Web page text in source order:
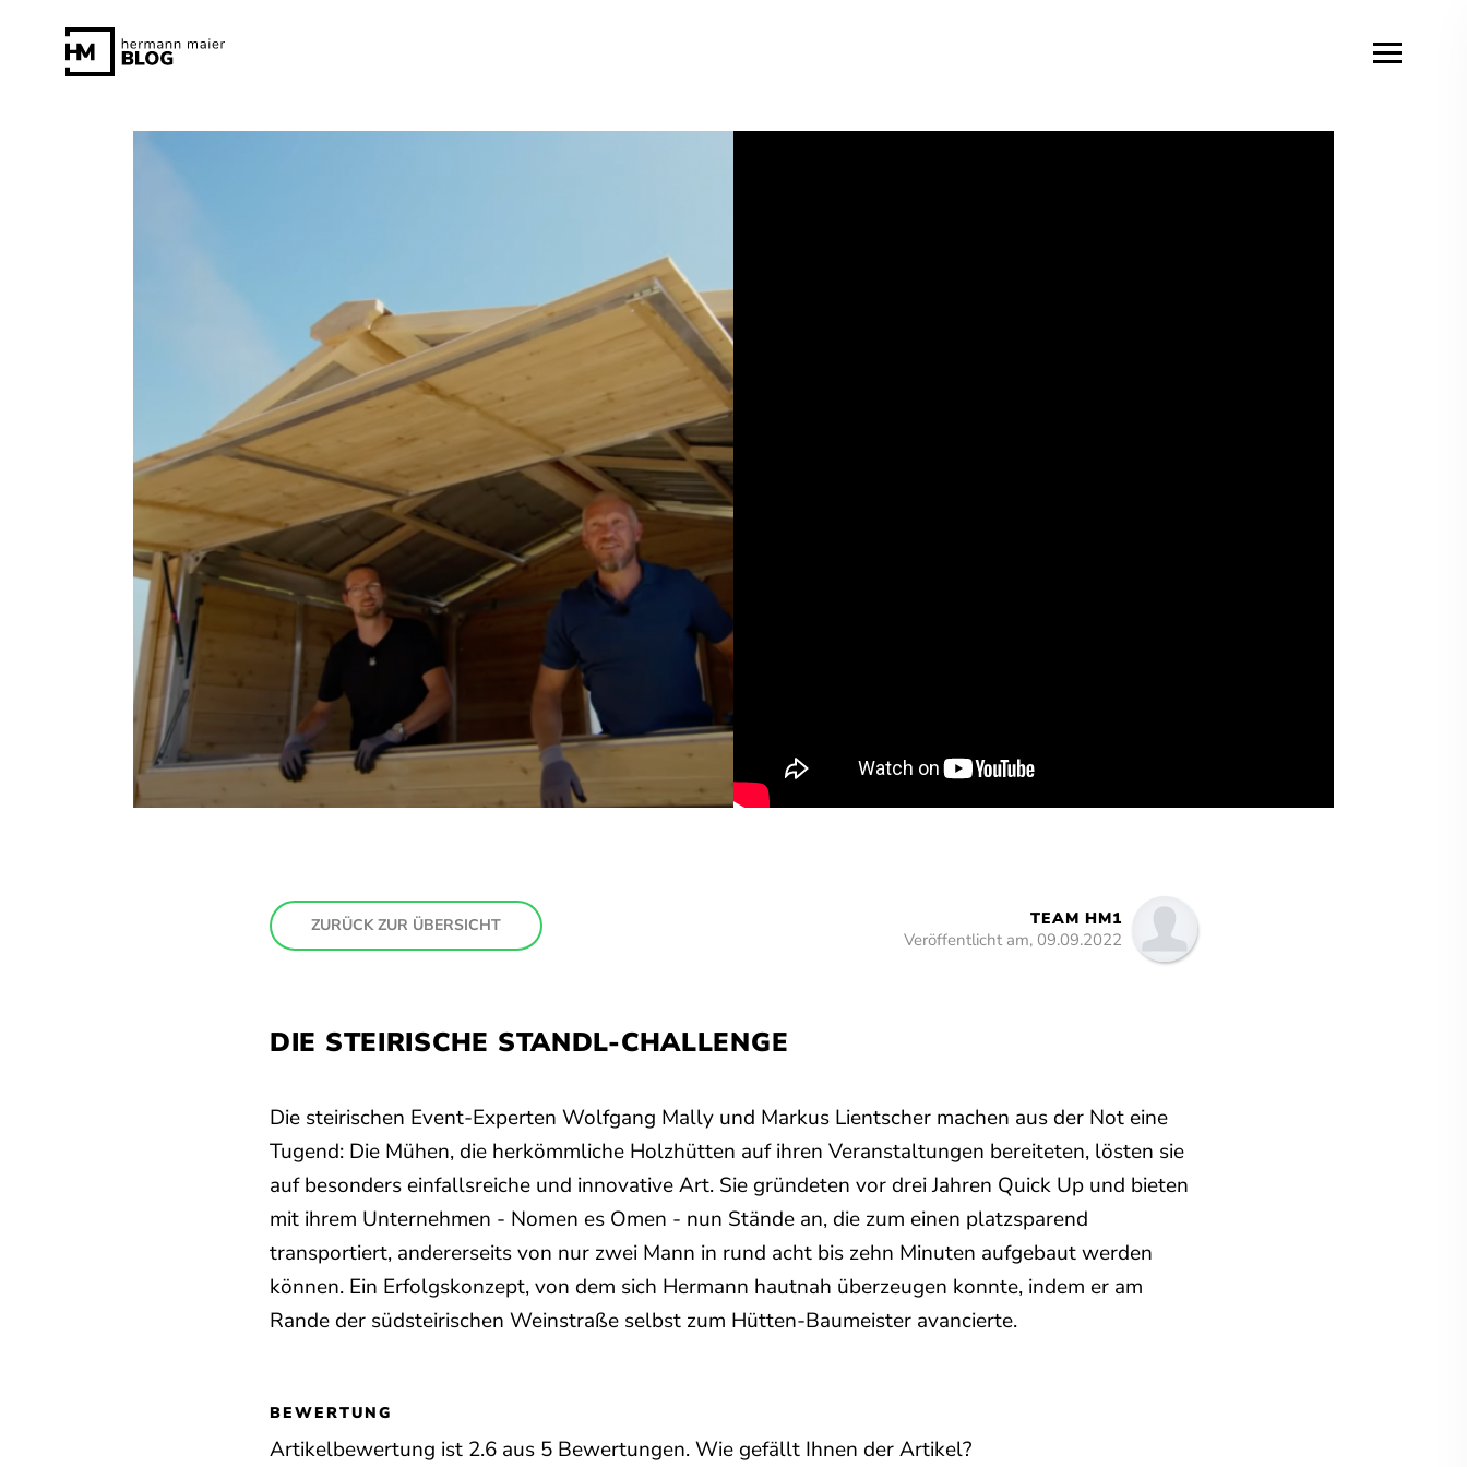
ZURÜCK ZUR ÜBERSICHT TEAM HM1
Veröffentlicht am, 09.09.2022
DIE STEIRISCHE STANDL-CHALLENGE
Die steirischen Event-Experten Wolfgang Mally und Markus Lientscher machen aus der Not eine
Tugend: Die Mühen, die herkömmliche Holzhütten auf ihren Veranstaltungen bereiteten, lösten sie
auf besonders einfallsreiche und innovative Art. Sie gründeten vor drei Jahren Quick Up und bieten
mit ihrem Unternehmen - Nomen es Omen - nun Stände an, die zum einen platzsparend
transportiert, andererseits von nur zwei Mann in rund acht bis zehn Minuten aufgebaut werden
können. Ein Erfolgskonzept, von dem sich Hermann hautnah überzeugen konnte, indem er am
Rande der südsteirischen Weinstraße selbst zum Hütten-Baumeister avancierte.
BEWERTUNG
Artikelbewertung ist 2.6 aus 5 Bewertungen. Wie gefällt Ihnen der Artikel?